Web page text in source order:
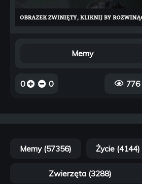
Memy
0 0 776
Memy (57356) Życie (4144)
Zwierzęta (3288)